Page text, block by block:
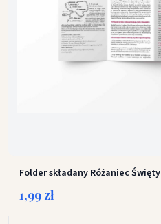
Folder składany Różaniec Święty
1,99 zł